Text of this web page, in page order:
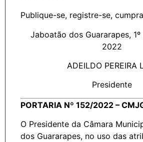
Publique-se, registre-se,
Jaboatão dos Guararapes,
2022
ADEILDO PEREIRA
Presidente
PORTARIA Nº 152/2022 –
O Presidente da Câmara
dos Guararapes, no uso das